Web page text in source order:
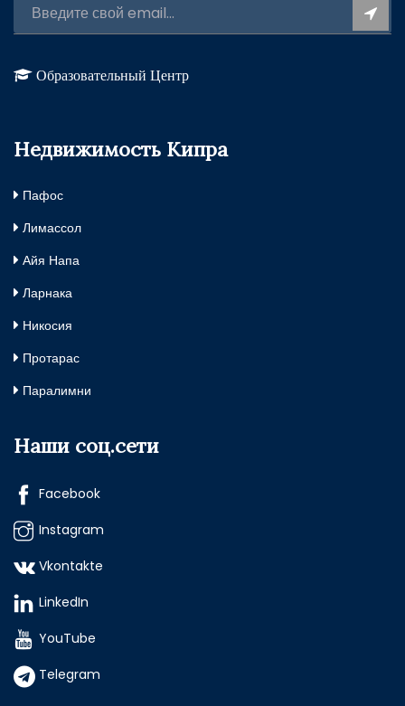
Образовательный Центр
Недвижимость Кипра
Пафос
Лимассол
Айя Напа
Ларнака
Никосия
Протарас
Паралимни
Наши соц.сети
Facebook
Instagram
Vkontakte
LinkedIn
YouTube
Telegram